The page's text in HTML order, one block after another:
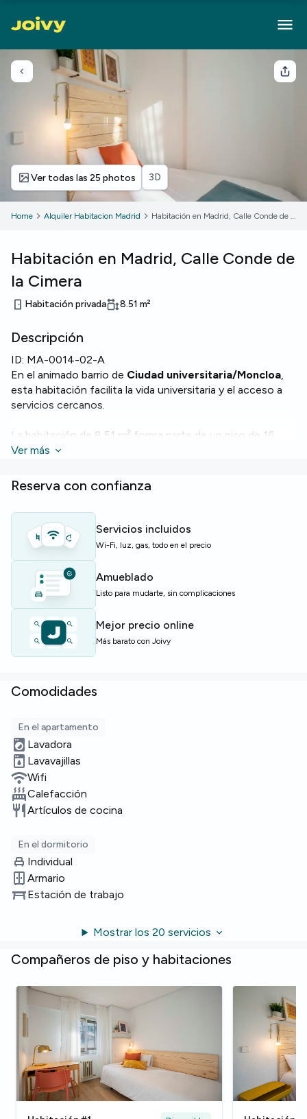
Volver
Ver todas las 25 photos 3D
Home Alquiler Habitacion Madrid Habitación en Madrid, Calle Conde de la Cimera
Habitación en Madrid, Calle Conde de
la Cimera
Habitación privada 8.51 m²
Descripción
ID: MA-0014-02-A
En el animado barrio de Ciudad universitaria/Moncloa,
esta habitación facilita la vida universitaria y el acceso a
servicios cercanos.
La habitación de 8,51 m² forma parte de un piso de 16
habitaciones con 7 baños. El piso ofrece
compartida con bar, zona de estudio/coworking y un
salón social para relajarse o conocer a otros inquilinos.
Ideal para estudiantes y jóvenes profesionales que
buscan una base práctica y bien equipada cerca de la
universidad.
Plazas limitadas — solicita información cuanto antes.
Ver más
Reserva con confianza
Servicios incluidos
Wi-Fi, luz, gas, todo en el precio
Amueblado
Listo para mudarte, sin complicaciones
Mejor precio online
Más barato con Joivy
Comodidades
En el apartamento
Lavadora
Lavavajillas
Wifi
Calefacción
Artículos de cocina
En el dormitorio
Individual
Armario
Estación de trabajo
Mostrar los 20 servicios
Compañeros de piso y habitaciones